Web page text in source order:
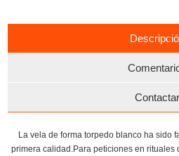
Contactar
La vela de forma torpedo blanco ha sido
primera calidad.Para peticiones en rituales